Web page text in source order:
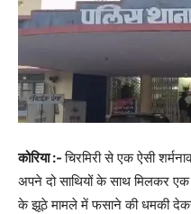
कोरिया :-चिरमिरी से एक ऐसी
अपने दो साथियों के साथ मिलकर
के झूठे मामले में फसाने की धमकी